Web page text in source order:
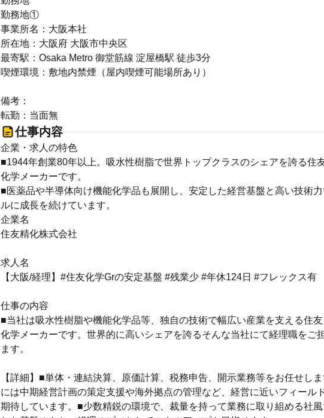
勤務地①
事業所名：大阪本社
所在地：大阪府 大阪市中央区
最寄駅：Osaka Metro 御堂筋線 淀屋橋駅 徒歩3分
喫煙環境：敷地内禁煙（屋内喫煙可能場所あり）
備考：
転勤：当面無
仕事内容
企業・求人の特色
■1944年創業80年以上。吸水性樹脂で世界トップクラスのシェアを誇る住
化学メーカーです。
■医薬品や半導体向け機能化学品も展開し、安定した経営基盤と高い技術
ルに成長を続けています。
企業名
住友精化株式会社
求人名
【大阪/経理】#住友化学Grの安定基盤 #残業少 #年休124日 #フレックス有
仕事の内容
■当社は吸水性樹脂や機能化学品等、独自の技術で幅広い産業を支える住
化学メーカーです。世界的に高いシェアを誇るそんな当社にて経理職をご
ます。
【詳細】■単体・連結決算、原価計算、税務申告、開示業務等をお任せし
には中期経営計画の策定支援や海外拠点の管理など、経営に近いフィール
期待しています。■少数精鋭の環境で、裁量を持って業務に取り組める社